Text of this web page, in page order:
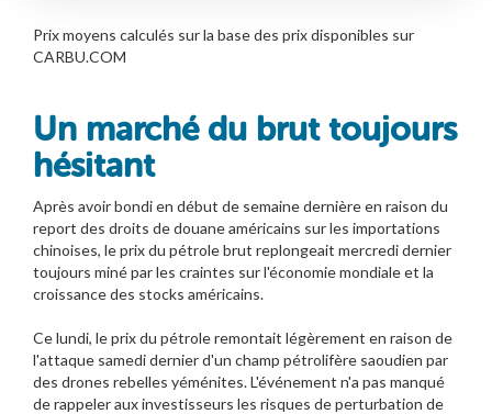
Prix moyens calculés sur la base des prix disponibles sur
CARBU.COM
Un marché du brut toujours
hésitant
Après avoir bondi en début de semaine dernière en raison du
report des droits de douane américains sur les importations
chinoises, le prix du pétrole brut replongeait mercredi dernier
toujours miné par les craintes sur l'économie mondiale et la
croissance des stocks américains.
Ce lundi, le prix du pétrole remontait légèrement en raison de
l'attaque samedi dernier d'un champ pétrolifère saoudien par
des drones rebelles yéménites. L'événement n'a pas manqué
de rappeler aux investisseurs les risques de perturbation de